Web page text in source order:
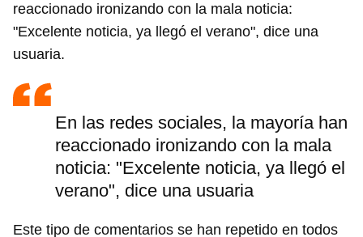
reaccionado ironizando con la mala noticia:
"Excelente noticia, ya llegó el verano", dice una
usuaria.
En las redes sociales, la mayoría han
reaccionado ironizando con la mala
noticia: "Excelente noticia, ya llegó el
verano", dice una usuaria
Este tipo de comentarios se han repetido en todos